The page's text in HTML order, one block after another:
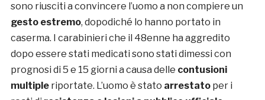
sono riusciti a convincere l’uomo a non compiere un
gesto estremo, dopodiché lo hanno portato in
caserma. I carabinieri che il 48enne ha aggredito
dopo essere stati medicati sono stati dimessi con
prognosi di 5 e 15 giorni a causa delle contusioni
multipleriportate. L’uomo è stato arrestato per i